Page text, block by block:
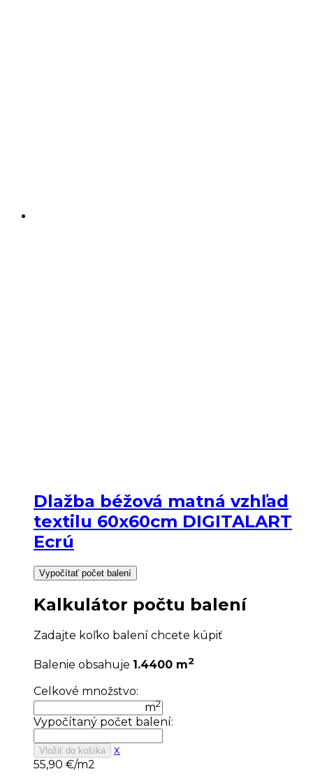
Dlažba béžová matná vzhľad
textilu 60x60cm DIGITALART
Ecrú
Vypočítať počet balení
Kalkulátor počtu balení
Zadajte koľko balení chcete kúpiť
Balenie obsahuje 1.4400 m2
Celkové množstvo:
m2
Vypočítaný počet balení:
Vložiť do košíka
x
55,90 €/m2